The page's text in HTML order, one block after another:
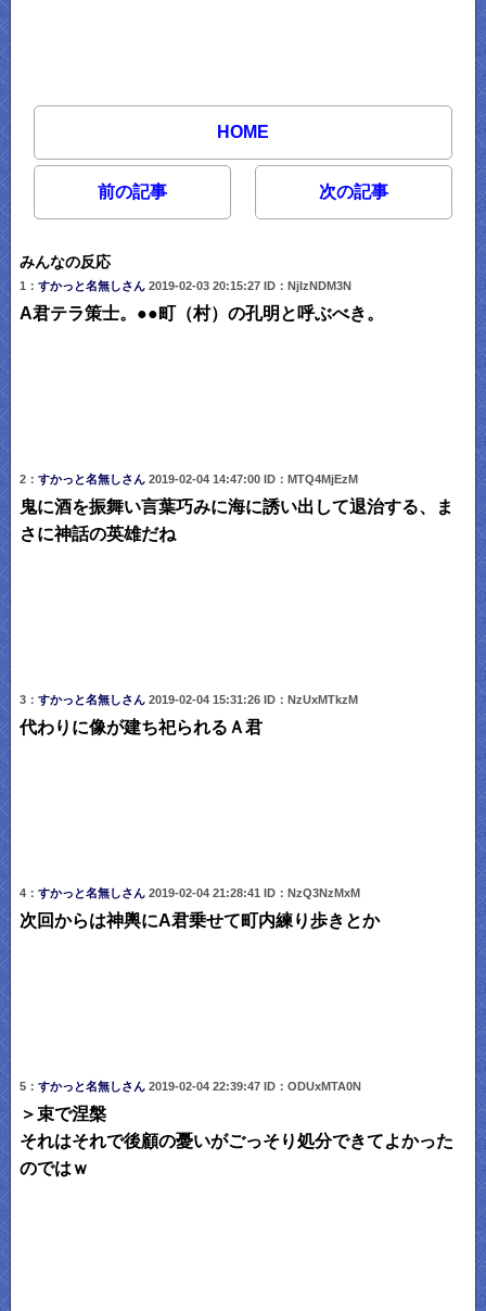
HOME
前の記事 次の記事
みんなの反応
1： すかっと名無しさん 2019-02-03 20:15:27 ID：NjIzNDM3N
A君テラ策士。●●町（村）の孔明と呼ぶべき。
2： すかっと名無しさん 2019-02-04 14:47:00 ID：MTQ4MjEzM
鬼に酒を振舞い言葉巧みに海に誘い出して退治する、ま
さに神話の英雄だね
3： すかっと名無しさん 2019-02-04 15:31:26 ID：NzUxMTkzM
代わりに像が建ち祀られるＡ君
4： すかっと名無しさん 2019-02-04 21:28:41 ID：NzQ3NzMxM
次回からは神輿にA君乗せて町内練り歩きとか
5： すかっと名無しさん 2019-02-04 22:39:47 ID：ODUxMTA0N
＞束で涅槃
それはそれで後顧の憂いがごっそり処分できてよかった
のではｗ